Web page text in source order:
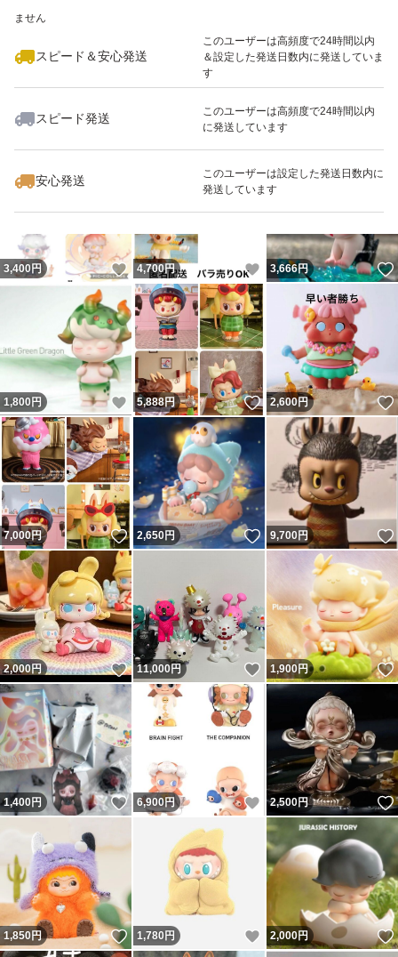
ません
スピード＆安心発送
このユーザーは高頻度で24時間以内
＆設定した発送日数内に発送していま
す
スピード発送
このユーザーは高頻度で24時間以内
に発送しています
安心発送
このユーザーは設定した発送日数内に
発送しています
いいね！
1,900
3,400円 いいね！
4,700円 いいね！
3,666円
1,800円 いいね！
5,888円 いいね！
2,600円
7,000円 いいね！
2,650円 いいね！
9,700円
2,000円 いいね！
11,000円 いいね！
1,900円
1,400円 いいね！
6,900円 いいね！
2,500円
1,850円 いいね！
1,780 円 いいね！
2,000円